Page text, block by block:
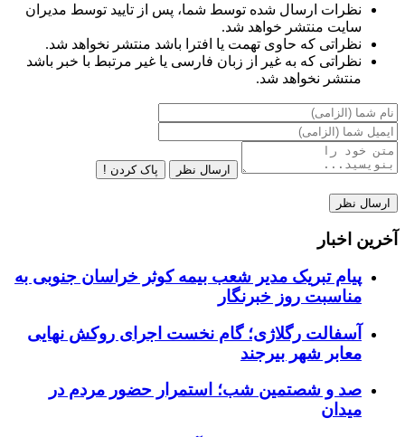
نظرات ارسال شده توسط شما، پس از تایید توسط مدیران
سایت منتشر خواهد شد.
نظراتی که حاوی تهمت یا افترا باشد منتشر نخواهد شد.
نظراتی که به غیر از زبان فارسی یا غیر مرتبط با خبر باشد
منتشر نخواهد شد.
ارسال نظر پاک کردن !
آخرین اخبار
پیام تبریک مدیر شعب بیمه کوثر خراسان جنوبی به
مناسبت روز خبرنگار
آسفالت رگلاژی؛ گام نخست اجرای روکش نهایی
معابر شهر بیرجند
صد و شصتمین شب؛ استمرار حضور مردم در
میدان